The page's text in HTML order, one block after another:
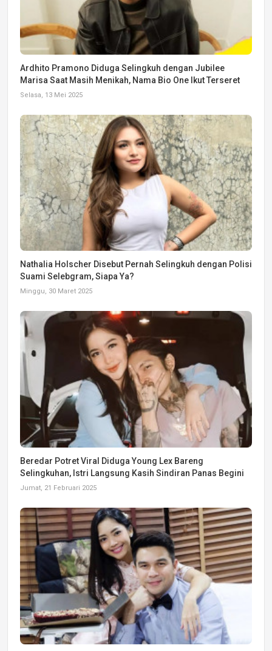
Ardhito Pramono Diduga Selingkuh dengan Jubilee
Marisa Saat Masih Menikah, Nama Bio One Ikut Terseret
Selasa, 13 Mei 2025
Nathalia Holscher Disebut Pernah Selingkuh dengan Polisi
Suami Selebgram, Siapa Ya?
Minggu, 30 Maret 2025
Beredar Potret Viral Diduga Young Lex Bareng
Selingkuhan, Istri Langsung Kasih Sindiran Panas Begini
Jumat, 21 Februari 2025